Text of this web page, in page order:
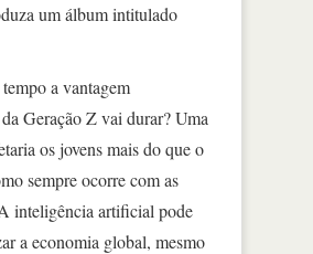
um álbum intitulado
a vantagem
Geração Z vai durar? Uma
os jovens mais do que o
sempre ocorre com as
inteligência artificial pode
a economia global, mesmo